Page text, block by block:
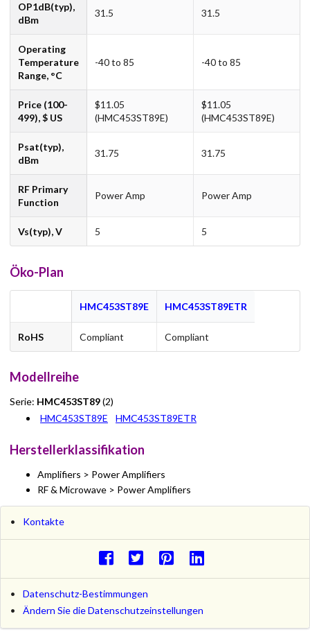
OP1dB(typ),
dBm
31.5 31.5
Operating
Temperature
Range, °C
-40 to 85 -40 to 85
Price (100-
499), $ US
$11.05
(HMC453ST89E)
$11.05
(HMC453ST89E)
Psat(typ),
dBm
31.75 31.75
RF Primary
Function
Power Amp Power Amp
Vs(typ), V 5 5
Öko-Plan
HMC453ST89E HMC453ST89ETR
RoHS Compliant Compliant
Modellreihe
Serie: HMC453ST89(2)
HMC453ST89E
HMC453ST89ETR
Herstellerklassifikation
Amplifiers > Power Amplifiers
RF & Microwave > Power Amplifiers
Kontakte
Datenschutz-Bestimmungen
Ändern Sie die Datenschutzeinstellungen